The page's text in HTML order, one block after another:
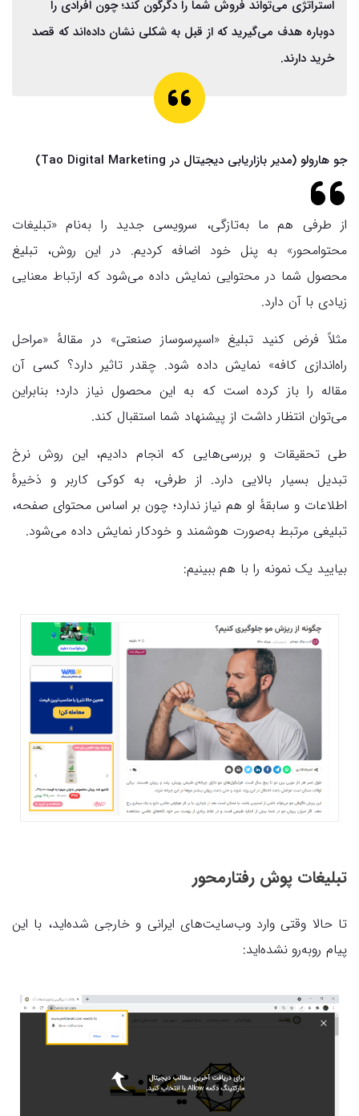
استراتژی می‌تواند فروش شما را دگرگون کند؛ چون افرادی را
دوباره هدف می‌گیرید که از قبل به‌ شکلی نشان داده‌اند که قصد
خرید دارند.
جو هارولو (مدیر بازاریابی دیجیتال در Tao Digital Marketing)
از طرفی هم ما به‌تازگی، سرویسی جدید را به‌نام «تبلیغات
محتوامحور» به پنل خود اضافه کردیم. در این روش، تبلیغ
محصول شما در محتوایی نمایش داده می‌شود که ارتباط معنایی
زیادی با آن دارد.
مثلاً فرض کنید تبلیغ «اسپرسوساز صنعتی» در مقالهٔ «مراحل
راه‌اندازی کافه» نمایش داده شود. چقدر تاثیر دارد؟ کسی آن
مقاله را باز کرده است که به این محصول نیاز دارد؛ بنابراین
می‌‌توان انتظار داشت از پیشنهاد شما استقبال کند.
طی تحقیقات و بررسی‌هایی که انجام دادیم، این روش نرخ
تبدیل بسیار بالایی دارد. از طرفی، به کوکی کاربر و ذخیرهٔ
اطلاعات و سابقهٔ او هم نیاز ندارد؛ چون بر اساس محتوای صفحه،
تبلیغی مرتبط به‌صورت هوشمند و خودکار نمایش داده می‌شود.
بیایید یک نمونه را با هم ببینیم:
تبلیغات پوش رفتارمحور
تا حالا وقتی وارد وب‌سایت‌های ایرانی و خارجی شده‌اید، با این
پیام روبه‌رو نشده‌اید: